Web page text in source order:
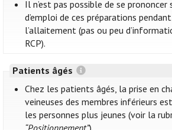
Il n’est pas possible de se prononcer
d’emploi de ces préparations
l’allaitement (pas ou peu
RCP).
Patients âgés
Chez les patients âgés, la prise en
veineuses des membres inférieurs
les personnes plus jeunes (voir la